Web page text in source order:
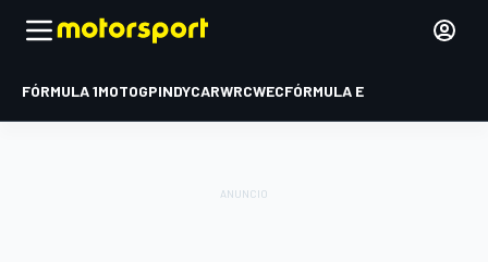
FÓRMULA 1MOTOGPINDYCARWRCWECFÓRMULA E